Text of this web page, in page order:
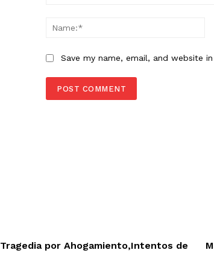
Save my name, email, and website
Tragedia por Ahogamiento,Intentos de